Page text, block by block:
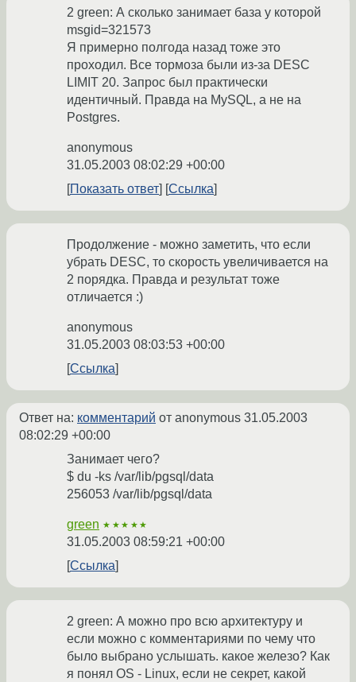
2 green: А сколько занимает база у которой
msgid=321573
Я примерно полгода назад тоже это
проходил. Все тормоза были из-за DESC
LIMIT 20. Запрос был практически
идентичный. Правда на MySQL, а не на
Postgres.
anonymous
31.05.2003 08:02:29 +00:00
Показать ответ
Ссылка
Продолжение - можно заметить, что если
убрать DESC, то скорость увеличивается на
2 порядка. Правда и результат тоже
отличается :)
anonymous
31.05.2003 08:03:53 +00:00
Ссылка
Ответ на: комментарий от anonymous 31.05.2003
08:02:29 +00:00
Занимает чего?
$ du -ks /var/lib/pgsql/data
256053 /var/lib/pgsql/data
green ★★★★★
31.05.2003 08:59:21 +00:00
Ссылка
2 green: А можно про всю архитектуру и
если можно с комментариями по чему что
было выбрано услышать. какое железо? Как
я понял OS - Linux, если не секрет, какой